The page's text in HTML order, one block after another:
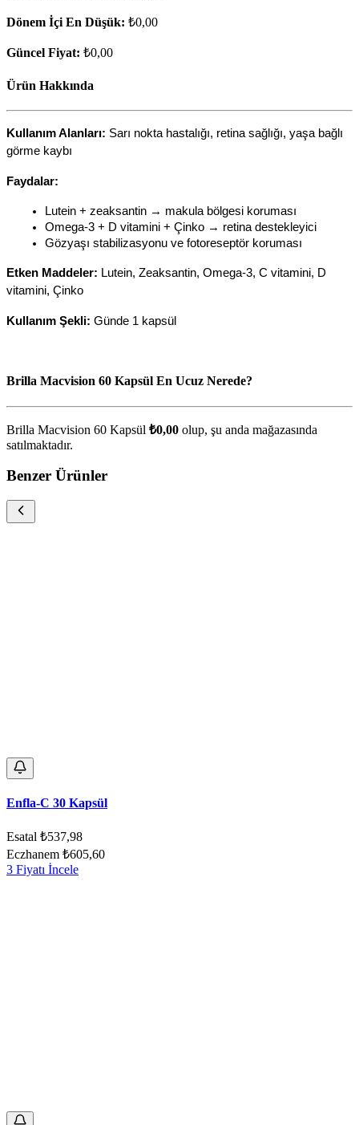
Dönem İçi En Düşük: ₺0,00
Güncel Fiyat: ₺0,00
Ürün Hakkında
Kullanım Alanları: Sarı nokta hastalığı, retina sağlığı, yaşa bağlı
görme kaybı
Faydalar:
Lutein + zeaksantin → makula bölgesi koruması
Omega-3 + D vitamini + Çinko → retina destekleyici
Gözyaşı stabilizasyonu ve fotoreseptör koruması
Etken Maddeler: Lutein, Zeaksantin, Omega-3, C vitamini, D
vitamini, Çinko
Kullanım Şekli: Günde 1 kapsül
Brilla Macvision 60 Kapsül En Ucuz Nerede?
Brilla Macvision 60 Kapsül ₺0,00 olup, şu anda mağazasında
satılmaktadır.
Benzer Ürünler
Enfla-C 30 Kapsül
Esatal ₺537,98
Eczhanem ₺605,60
3 Fiyatı İncele